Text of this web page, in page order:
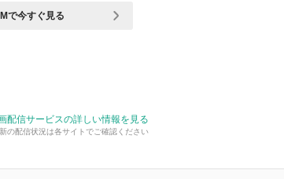
で今すぐ見る
配信サービスの詳しい情報を見る
の配信状況は各サイトでご確認ください